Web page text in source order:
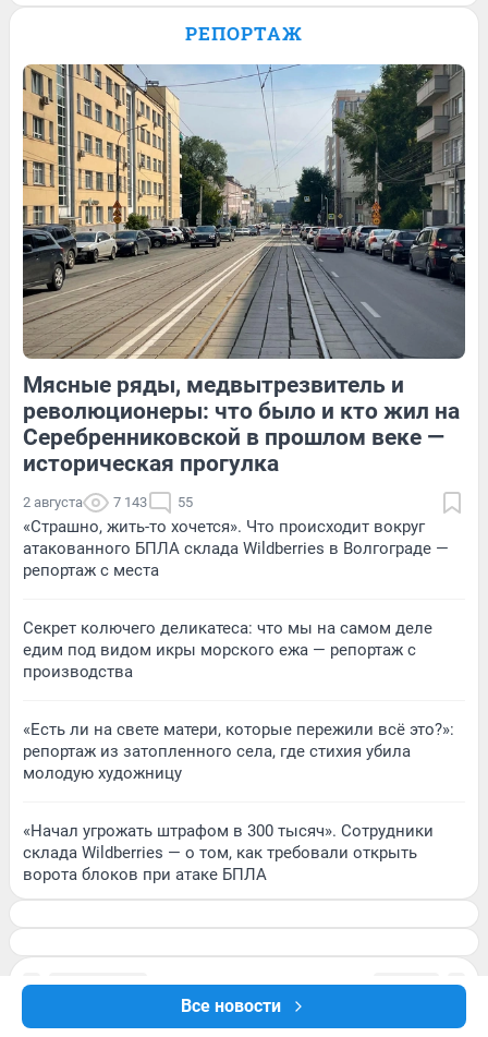
Все новости
Европе: как байкер путешествует по
20 1
14 Обсудить 273 2
59 Обсудить 13 Обсудить
РЕПОРТАЖ
Мясные ряды, медвытрезвитель и
революционеры: что было и кто жил на
Серебренниковской в прошлом веке —
историческая прогулка
2 августа 7 143 55
«Страшно, жить-то хочется». Что происходит вокруг
атакованного БПЛА склада Wildberries в Волгограде —
репортаж с места
Секрет колючего деликатеса: что мы на самом деле
едим под видом икры морского ежа — репортаж с
производства
«Есть ли на свете матери, которые пережили всё это?»:
репортаж из затопленного села, где стихия убила
молодую художницу
«Начал угрожать штрафом в 300 тысяч». Сотрудники
склада Wildberries — о том, как требовали открыть
ворота блоков при атаке БПЛА